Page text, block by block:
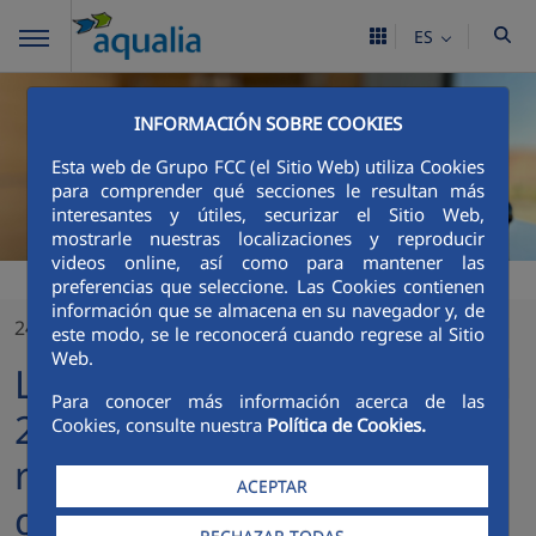
INFORMACIÓN SOBRE COOKIES
Esta web de Grupo FCC (el Sitio Web) utiliza Cookies
para comprender qué secciones le resultan más
interesantes y útiles, securizar el Sitio Web,
mostrarle nuestras localizaciones y reproducir
videos online, así como para mantener las
preferencias que seleccione. Las Cookies contienen
información que se almacena en su navegador y, de
este modo, se le reconocerá cuando regrese al Sitio
Web.
Para conocer más información acerca de las
Cookies, consulte nuestra Política de Cookies.
ACEPTAR
ES
24/04/2026
La marca Aqualia celebra su
25º aniversario como
referente mundial de la
gestión eficiente del agua